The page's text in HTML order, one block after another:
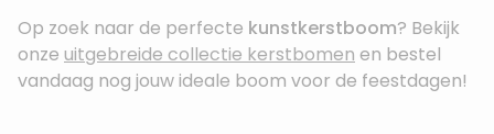
Op zoek naar de perfecte kunstkerstboom? Bekijk
onze uitgebreide collectie kerstbomen en bestel
vandaag nog jouw ideale boom voor de feestdagen!